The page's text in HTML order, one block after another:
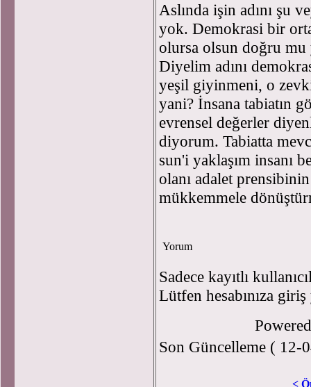
Aslında işin adını şu
yok. Demokrasi bir
olursa olsun doğru mu
Diyelim adını
yeşil giyinmeni, o
yani? İnsana tabiatın
evrensel değerler
diyorum. Tabiatta
sun'i yaklaşım insanı
olanı adalet
mükkemmele
Yorum
Sadece kayıtlı
Lütfen hesabınıza
Son Güncelleme ( 12-
<